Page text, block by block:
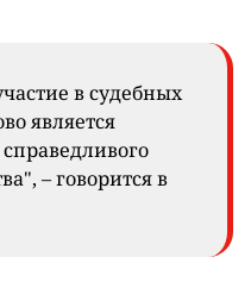
в судебных
является
– говорится в